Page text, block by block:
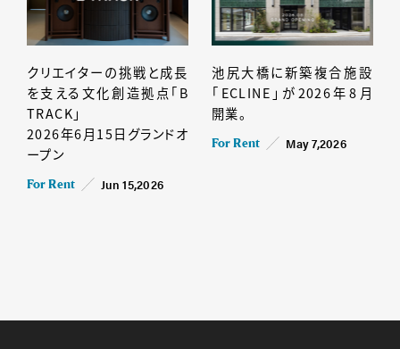
クリエイターの挑戦と成長
を支える文化創造拠点「B
TRACK」
2026年6月15日グランドオ
ープン
For Rent Jun 15,2026
池尻大橋に新築複合施設
「ECLINE」が2026年8月
開業。
For Rent May 7,2026